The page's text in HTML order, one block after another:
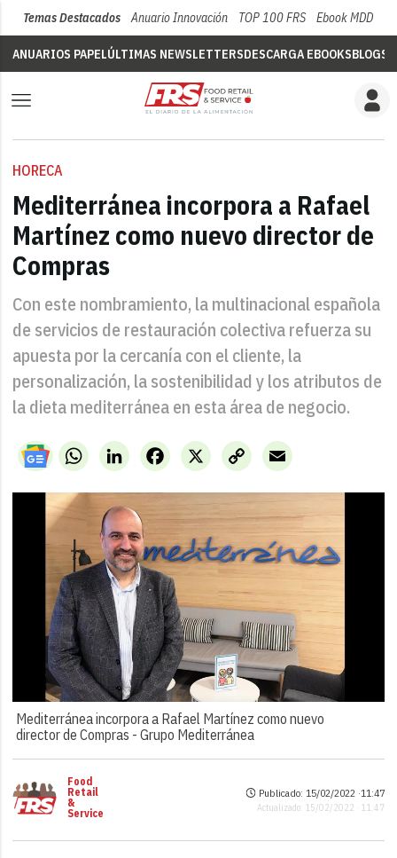
Temas Destacados Anuario Innovación TOP 100 FRS Ebook MDD
ANUARIOS PAPELÚLTIMAS NEWSLETTERSDESCARGA EBOOKSBLOGS
HORECA
Mediterránea incorpora a Rafael
Martínez como nuevo director de
Compras
Con este nombramiento, la multinacional española
de servicios de restauración colectiva refuerza su
apuesta por la cercanía con el cliente, la
personalización, la sostenibilidad y los atributos de
la dieta mediterránea en esta área de negocio.
WhatsAppLinkedIn X
Facebook
Copy
Link
Email
Mediterránea incorpora a Rafael Martínez como nuevo
director de Compras -Grupo Mediterránea
Food
Retail
&
Service
Publicado: 15/02/2022 ·11:47
Actualizado: 15/02/2022 · 11:47